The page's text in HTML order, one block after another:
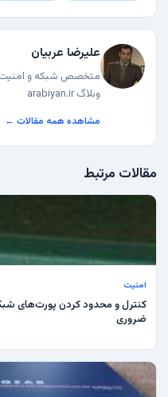
علیرضا عربیان
متخصص شبکه و امنیت
وبلاگ arabiyan.ir
مشاهده همه مقالات ←
مقالات مرتبط
امنیت
کنترل و محدود کردن پورت‌های
ضروری